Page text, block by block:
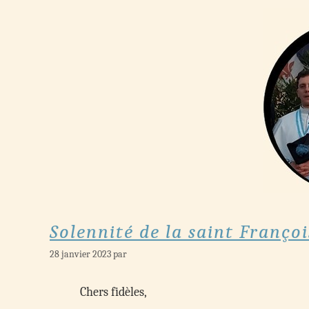
Solennité de la saint
28 janvier 2023 par
Chers fidèles,